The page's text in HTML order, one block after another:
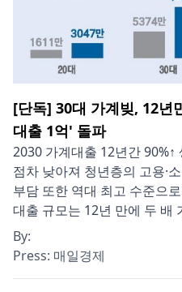
[단독] 30대 가계빚, 12
대출 1억' 돌파
2030 가계대출 12년간 90%↑
점차 낮아져 청년층의 고용·
부담 또한 역대 최고 수준으
대출 규모는 12년 만에 두 배
By:
Press: 매일경제